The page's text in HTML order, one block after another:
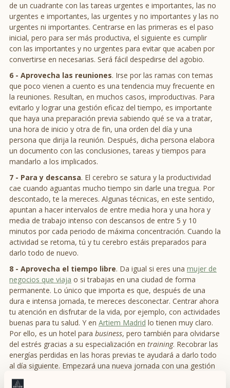
de un cuadrante con las tareas urgentes e importantes, las no
urgentes e importantes, las urgentes y no importantes y las no
urgentes ni importantes. Centrarse en las primeras es el paso
inicial, pero para ser más productiva, el siguiente es cumplir
con las importantes y no urgentes para evitar que acaben por
convertirse en necesarias. Será fácil despedirse del agobio.
6 - Aprovecha las reuniones. Irse por las ramas con temas
que poco vienen a cuento es una tendencia muy frecuente en
la reuniones. Resultan, en muchos casos, improductivas. Para
evitarlo y lograr una gestión eficaz del tiempo, es importante
que haya una preparación previa sabiendo qué se va a tratar,
una hora de inicio y otra de fin, una orden del día y una
persona que dirija la reunión. Después, dicha persona elabora
un documento con las conclusiones, tareas y tiempos para
mandarlo a los implicados.
7 - Para y descansa. El cerebro se satura y la productividad
cae cuando aguantas mucho tiempo sin darle una tregua. Por
descontado, te la mereces. Algunas técnicas, en este sentido,
apuntan a hacer intervalos de entre media hora y una hora y
media de trabajo intenso con descansos de entre 5 y 10
minutos por cada periodo de máxima concentración. Cuando la
actividad se retoma, tú y tu cerebro estáis preparados para
darlo todo de nuevo.
8 - Aprovecha el tiempo libre. Da igual si eres una mujer de
negocios que viaja o si trabajas en una ciudad de forma
permanente. Lo único que importa es que, después de una
dura e intensa jornada, te mereces desconectar. Centrar ahora
tu atención en disfrutar de la vida, por ejemplo, con actividades
buenas para tu salud. Y en Artiem Madrid lo tienen muy claro.
Por ello, es un hotel para business, pero también para olvidarse
del estrés gracias a su especialización en training. Recobrar las
energías perdidas en las horas previas te ayudará a darlo todo
al día siguiente. Empezará una nueva jornada con una gestión
del tiempo eficaz.